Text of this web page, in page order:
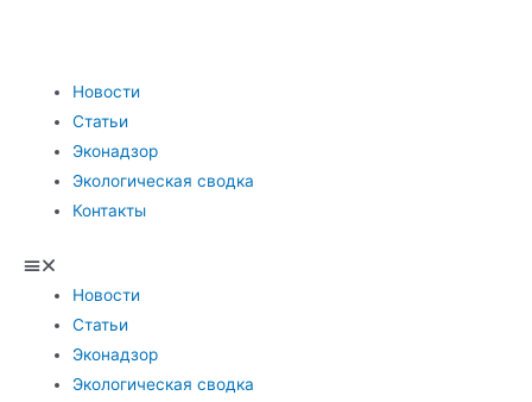
Новости
Статьи
Эконадзор
Экологическая сводка
Контакты
Новости
Статьи
Эконадзор
Экологическая сводка